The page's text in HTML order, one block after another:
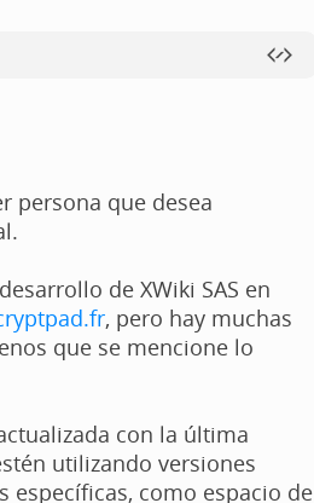
persona que desea
de XWiki SAS en
, pero hay muchas
que se mencione lo
con la última
utilizando versiones
específicas, como espacio de